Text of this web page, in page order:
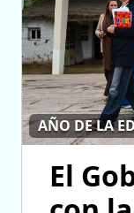
AÑO DE LA
El